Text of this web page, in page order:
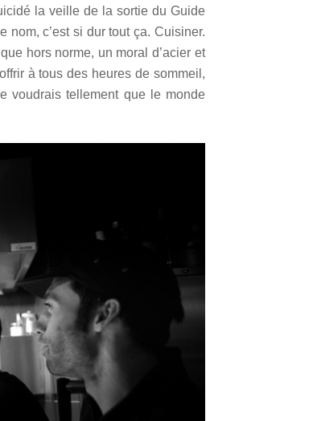
la veille de la sortie du Guide
nom, c’est si dur tout ça. Cuisiner.
hors norme, un moral d’acier et
à tous des heures de sommeil,
voudrais tellement que le monde